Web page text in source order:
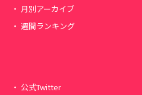
月別アーカイブ
週間ランキング
公式Twitter